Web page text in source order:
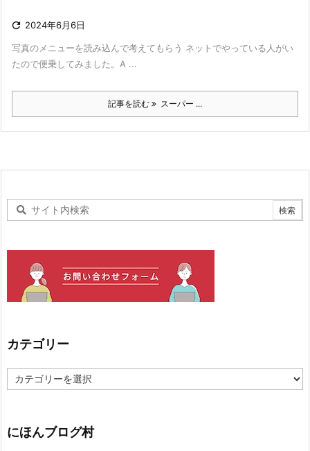
 2024年6月6日
写真のメニューを読み込んで考えてもらう ネットでやっている人がい
たので便乗してみました。A ...
記事を読む スーパー ...
カテゴリー
テ
ー
にほんブログ村